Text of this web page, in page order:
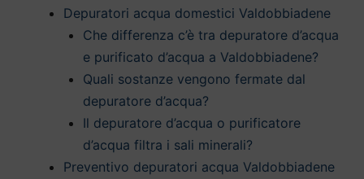
Depuratori acqua domestici Valdobbiadene
Che differenza c’è tra depuratore d’acqua
e purificato d’acqua a Valdobbiadene?
Quali sostanze vengono fermate dal
depuratore d’acqua?
Il depuratore d’acqua o purificatore
d’acqua filtra i sali minerali?
Preventivo depuratori acqua Valdobbiadene